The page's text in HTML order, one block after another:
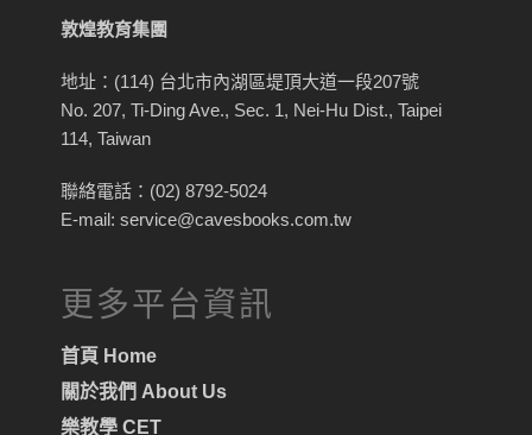
敦煌教育集團
地址：(114) 台北市內湖區堤頂大道一段207號
No. 207, Ti-Ding Ave., Sec. 1, Nei-Hu Dist., Taipei
114, Taiwan
聯絡電話：(02) 8792-5024
E-mail: service@cavesbooks.com.tw
更多平台資訊
首頁 Home
關於我們 About Us
樂教學 CET